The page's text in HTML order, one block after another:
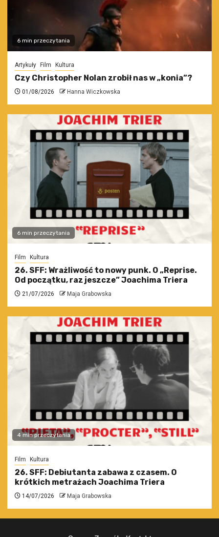
6 min przeczytania
Artykuły Film Kultura
Czy Christopher Nolan zrobił nas w „konia”?
01/08/2026 Hanna Wiczkowska
6 min przeczytania
Film Kultura
26. SFF: Wrażliwość to nowy punk. O „Reprise.
Od początku, raz jeszcze” Joachima Triera
21/07/2026 Maja Grabowska
4 min przeczytania
Film Kultura
26. SFF: Debiutanta zabawa z czasem. O
krótkich metrażach Joachima Triera
14/07/2026 Maja Grabowska